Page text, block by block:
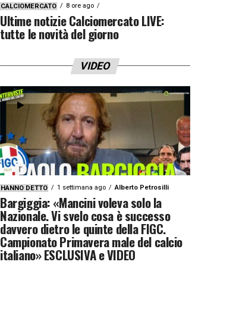
CALCIOMERCATO 8 ore ago
Ultime notizie Calciomercato LIVE:
tutte le novità del giorno
VIDEO
HANNO DETTO 1 settimana ago Alberto Petrosilli
Bargiggia: «Mancini voleva solo la
Nazionale. Vi svelo cosa è successo
davvero dietro le quinte della FIGC.
Campionato Primavera male del calcio
italiano» ESCLUSIVA e VIDEO